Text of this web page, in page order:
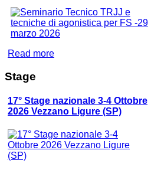
Read more
Stage
17° Stage nazionale 3-4 Ottobre
2026 Vezzano Ligure (SP)